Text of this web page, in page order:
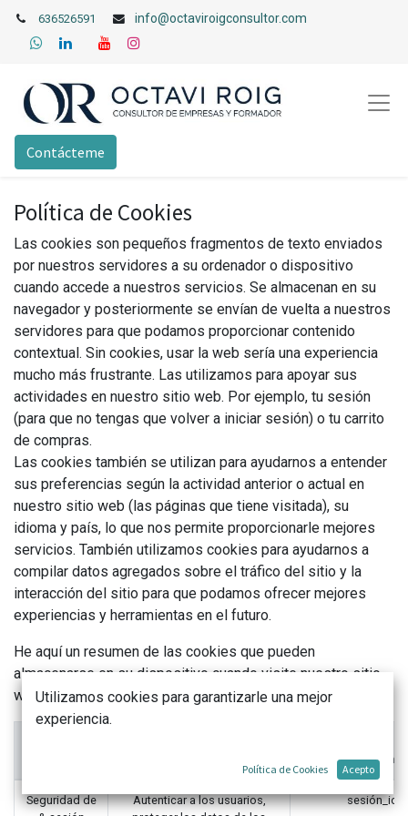
636526591 info@octaviroigconsultor.com
Contácteme
Política de Cookies
Las cookies son pequeños fragmentos de texto enviados
por nuestros servidores a su ordenador o dispositivo
cuando accede a nuestros servicios. Se almacenan en su
navegador y posteriormente se envían de vuelta a nuestros
servidores para que podamos proporcionar contenido
contextual. Sin cookies, usar la web sería una experiencia
mucho más frustrante. Las utilizamos para apoyar sus
actividades en nuestro sitio web. Por ejemplo, tu sesión
(para que no tengas que volver a iniciar sesión) o tu carrito
de compras.
Las cookies también se utilizan para ayudarnos a entender
sus preferencias según la actividad anterior o actual en
nuestro sitio web (las páginas que tiene visitada), su
idioma y país, lo que nos permite proporcionarle mejores
servicios. También utilizamos cookies para ayudarnos a
compilar datos agregados sobre el tráfico del sitio y la
interacción del sitio para que podamos ofrecer mejores
experiencias y herramientas en el futuro.
He aquí un resumen de las cookies que pueden
almacenarse en su dispositivo cuando visite nuestro sitio
web:
Seguridad de
Autenticar a los usuarios,
sesión_id
Utilizamos cookies para garantizarle una mejor
experiencia.
Política de Cookies Acepto